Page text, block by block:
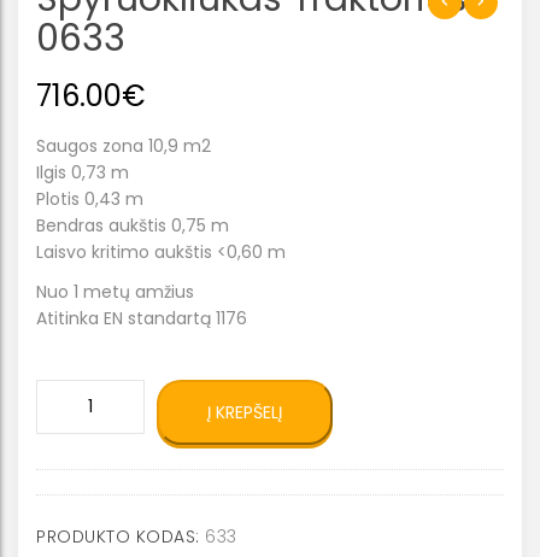
0633
716.00€
Saugos zona 10,9 m2
Ilgis 0,73 m
Plotis 0,43 m
Bendras aukštis 0,75 m
Laisvo kritimo aukštis <0,60 m
Nuo 1 metų amžius
Atitinka EN standartą 1176
Traktorius
0633
Į KREPŠELĮ
PRODUKTO KODAS: 633